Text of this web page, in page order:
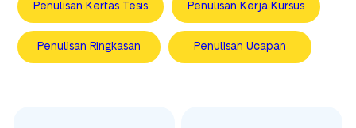
Penulisan Kertas Tesis Penulisan Kerja Kursus
Penulisan Ringkasan Penulisan Ucapan